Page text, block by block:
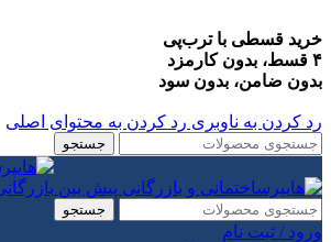
خرید قسطی با ترب‌پی
۴ قسط، بدون کارمزد
بدون ضامن، بدون سود
رد کردن به ناوبری رد کردن به محتوای اصلی
جستجو
جستجو
ورود / ثبت نام